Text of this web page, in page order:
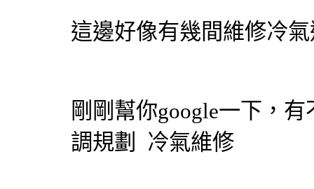
這邊好像有幾間維修冷氣
剛剛幫你google一下，
調規劃 冷氣維修